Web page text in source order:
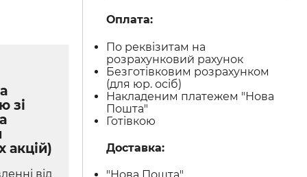
зі
акцій)
від
Оплата:
По реквізитам на
розрахунковий рахунок
Безготівковим розрахунком
(для юр. осіб)
Накладеним платежем "Нова
Пошта"
Готівкою
Доставка: